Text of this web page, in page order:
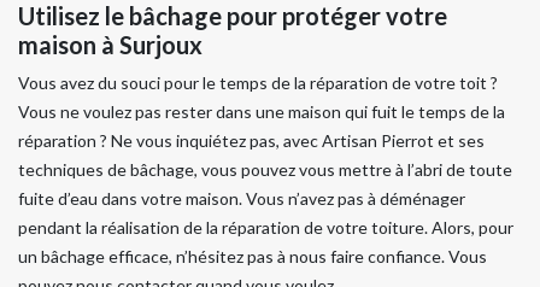
Utilisez le bâchage pour protéger votre
maison à Surjoux
Vous avez du souci pour le temps de la réparation de votre toit ?
Vous ne voulez pas rester dans une maison qui fuit le temps de la
réparation ? Ne vous inquiétez pas, avec Artisan Pierrot et ses
techniques de bâchage, vous pouvez vous mettre à l’abri de toute
fuite d’eau dans votre maison. Vous n’avez pas à déménager
pendant la réalisation de la réparation de votre toiture. Alors, pour
un bâchage efficace, n’hésitez pas à nous faire confiance. Vous